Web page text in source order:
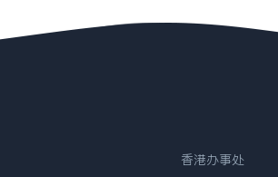
香港办事处